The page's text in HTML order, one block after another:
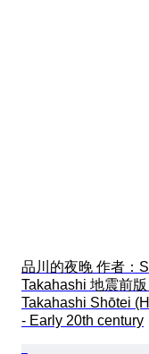
品川的夜晚 作者：
Takahashi 地震前版
Takahashi Shōtei
- Early 20th century